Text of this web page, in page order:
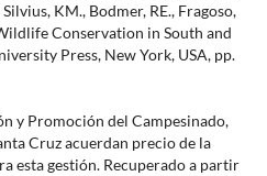
KM., Bodmer, RE., Fragoso,
Conservation in South and
Press, New York, USA, pp.
y Promoción del Campesinado,
Cruz acuerdan precio de la
esta gestión. Recuperado a partir